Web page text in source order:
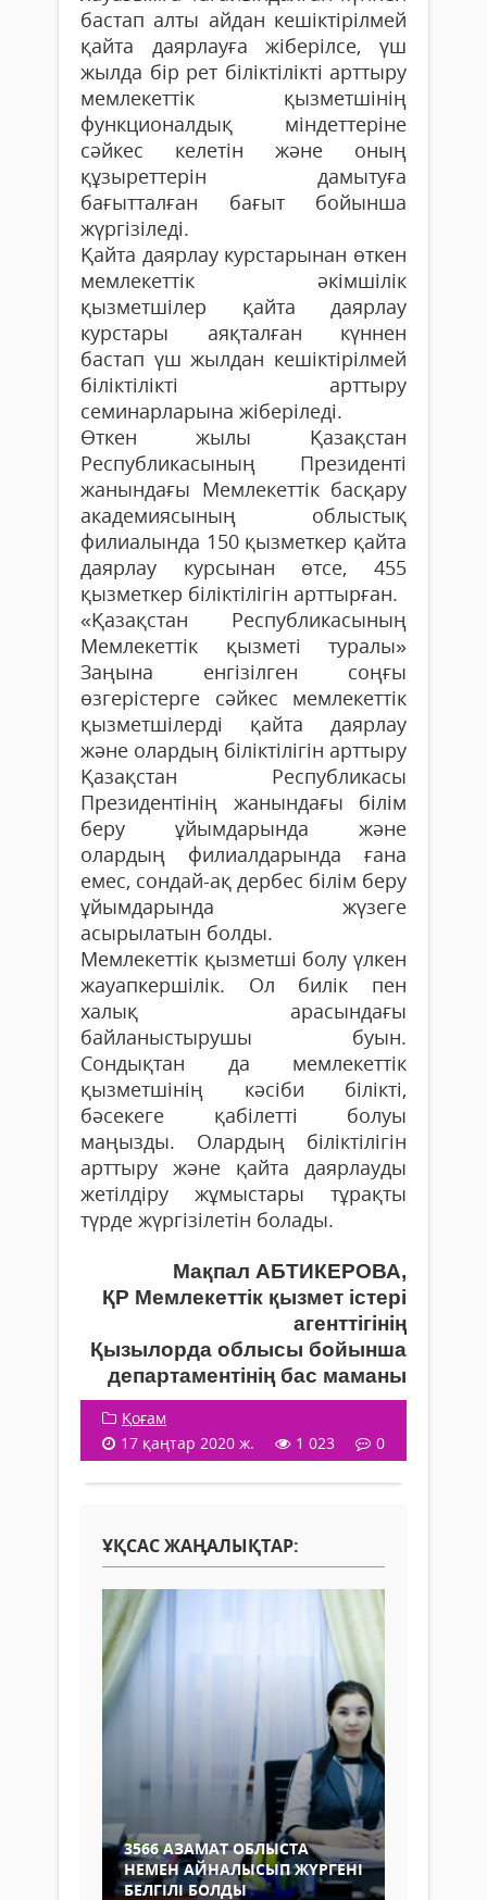
бастап алты айдан кешіктірілмей
қайта даярлауға жіберілсе, үш
жылда бір рет біліктілікті арттыру
мемлекеттік қызметшінің
функционалдық міндеттеріне
сәйкес келетін және оның
құзыреттерін дамытуға
бағытталған бағыт бойынша
жүргізіледі.
Қайта даярлау курстарынан өткен
мемлекеттік әкімшілік
қызметшілер қайта даярлау
курстары аяқталған күннен
бастап үш жылдан кешіктірілмей
біліктілікті арттыру
семинарларына жіберіледі.
Өткен жылы Қазақстан
Республикасының Президенті
жанындағы Мемлекеттік басқару
академиясының облыстық
филиалында 150 қызметкер қайта
даярлау курсынан өтсе, 455
қызметкер біліктілігін арттырған.
«Қазақстан Республикасының
Мемлекеттік қызметі туралы»
Заңына енгізілген соңғы
өзгерістерге сәйкес мемлекеттік
қызметшілерді қайта даярлау
және олардың біліктілігін арттыру
Қазақстан Республикасы
Президентінің жанындағы білім
беру ұйымдарында және
олардың филиалдарында ғана
емес, сондай-ақ дербес білім беру
ұйымдарында жүзеге
асырылатын болды.
Мемлекеттік қызметші болу үлкен
жауапкершілік. Ол билік пен
халық арасындағы
байланыстырушы буын.
Сондықтан да мемлекеттік
қызметшінің кәсіби білікті,
бәсекеге қабілетті болуы
маңызды. Олардың біліктілігін
арттыру және қайта даярлауды
жетілдіру жұмыстары тұрақты
түрде жүргізілетін болады.
Мақпал АБТИКЕРОВА,
ҚР Мемлекеттік қызмет істері
агенттігінің
Қызылорда облысы бойынша
департаментінің бас маманы
Қоғам
17 қаңтар 2020 ж.
1 023 0
ҰҚСАС ЖАҢАЛЫҚТАР:
3566 АЗАМАТ ОБЛЫСТА
НЕМЕН АЙНАЛЫСЫП ЖҮРГЕНІ
БЕЛГІЛІ БОЛДЫ